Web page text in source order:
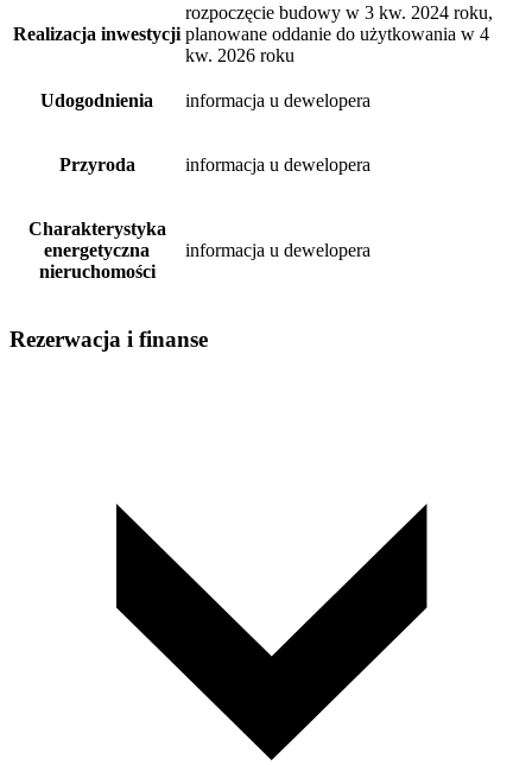
Realizacja inwestycji
rozpoczęcie budowy w 3 kw. 2024 roku,
planowane oddanie do użytkowania w 4
kw. 2026 roku
Udogodnienia informacja u dewelopera
Przyroda informacja u dewelopera
Charakterystyka
energetyczna
nieruchomości
informacja u dewelopera
Rezerwacja i finanse